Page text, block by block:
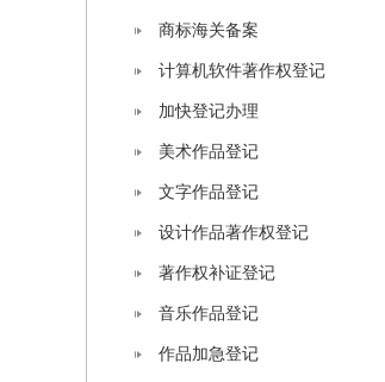
商标海关备案
计算机软件著作权登记
加快登记办理
美术作品登记
文字作品登记
设计作品著作权登记
著作权补证登记
音乐作品登记
作品加急登记